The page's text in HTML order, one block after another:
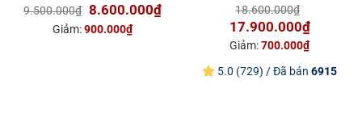
9.500.000₫ Giá
gốc
8.600.000₫Giá
8.600.000₫.
Giảm:900.000₫
18.600.000₫
Giá
gốc
18.600.000₫.
17.900.000₫Giá
hiện
là:
Giảm:700.000₫
5.0 (729) / Đã bán 6915